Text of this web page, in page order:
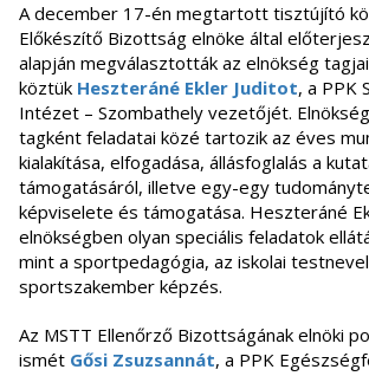
A december 17-én megtartott tisztújító
Előkészítő Bizottság elnöke által
alapján megválasztották az elnökség
köztük Heszteráné Ekler Juditot, a PPK
Intézet – Szombathely vezetőjét.
tagként feladatai közé tartozik az éves
kialakítása, elfogadása, állásfoglalás a
támogatásáról, illetve egy-egy
képviselete és támogatása. Heszteráné
elnökségben olyan speciális feladatok
mint a sportpedagógia, az iskolai
sportszakember képzés.
Az MSTT Ellenőrző Bizottságának elnöki
ismét Gősi Zsuzsannát, a PPK